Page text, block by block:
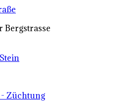
Bergstrasse
Züchtung